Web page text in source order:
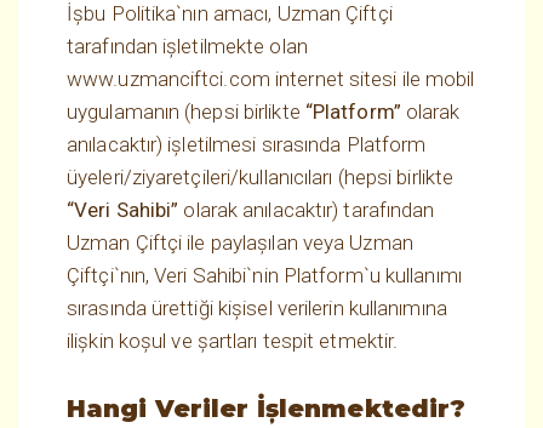
İşbu Politika`nın amacı, Uzman Çiftçi
tarafından işletilmekte olan
www.uzmanciftci.com internet sitesi ile mobil
uygulamanın (hepsi birlikte “Platform” olarak
anılacaktır) işletilmesi sırasında Platform
üyeleri/ziyaretçileri/kullanıcıları (hepsi birlikte
“Veri Sahibi” olarak anılacaktır) tarafından
Uzman Çiftçi ile paylaşılan veya Uzman
Çiftçi`nın, Veri Sahibi`nin Platform`u kullanımı
sırasında ürettiği kişisel verilerin kullanımına
ilişkin koşul ve şartları tespit etmektir.
Hangi Veriler İşlenmektedir?